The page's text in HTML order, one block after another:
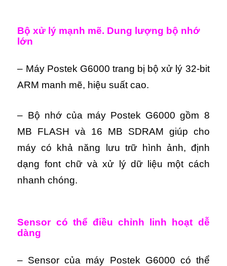
Bộ xử lý mạnh mẽ. Dung lượng bộ nhớ
lớn
– Máy Postek G6000 trang bị bộ xử lý 32-bit
ARM manh mẽ, hiệu suất cao.
– Bộ nhớ của máy Postek G6000 gồm 8
MB FLASH và 16 MB SDRAM giúp cho
máy có khả năng lưu trữ hình ảnh, định
dạng font chữ và xử lý dữ liệu một cách
nhanh chóng.
Sensor có thể điều chỉnh linh hoạt dễ
dàng
– Sensor của máy Postek G6000 có thể